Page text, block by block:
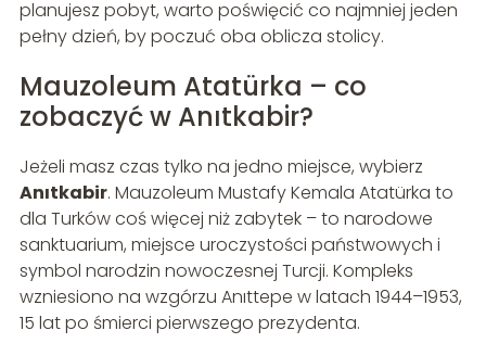
planujesz pobyt, warto poświęcić co najmniej jeden
pełny dzień, by poczuć oba oblicza stolicy.
Mauzoleum Atatürka – co
zobaczyć w Anıtkabir?
Jeżeli masz czas tylko na jedno miejsce, wybierz
Anıtkabir. Mauzoleum Mustafy Kemala Atatürka to
dla Turków coś więcej niż zabytek – to narodowe
sanktuarium, miejsce uroczystości państwowych i
symbol narodzin nowoczesnej Turcji. Kompleks
wzniesiono na wzgórzu Anıttepe w latach 1944–1953,
15 lat po śmierci pierwszego prezydenta.